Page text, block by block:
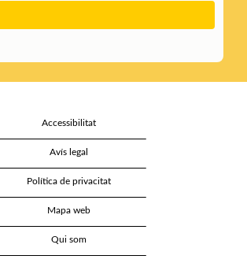
Accessibilitat
Avís legal
Política de privacitat
Mapa web
Qui som